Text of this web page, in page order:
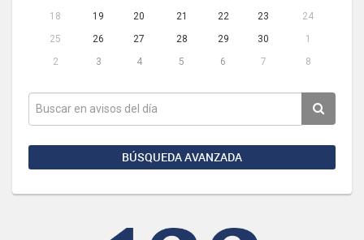
18
19 20 21 22 23
24
25
26 27 28 29 30
1
2
3 4 5 6 7 8
BÚSQUEDA AVANZADA